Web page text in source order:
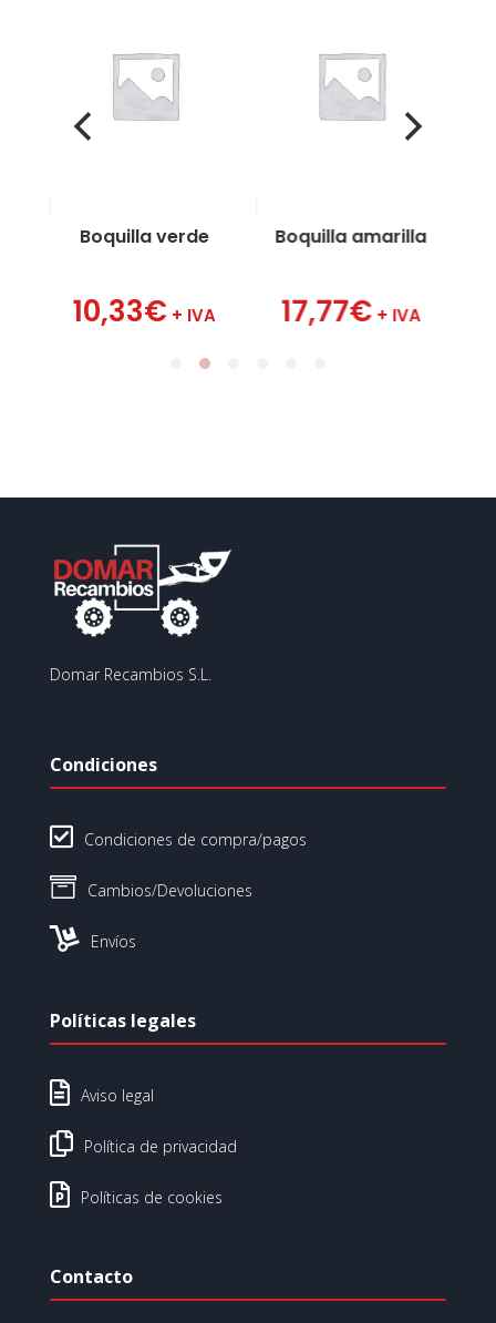
Boquilla verde
10,33€ + IVA
Boquilla amarilla
17,77€ + IVA
Domar Recambios S.L.
Condiciones
 Condiciones de compra/pagos
 Cambios/Devoluciones
 Envíos
Políticas legales
 Aviso legal
 Política de privacidad
 Políticas de cookies
Contacto